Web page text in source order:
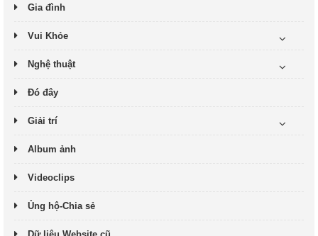
Gia đình
Vui Khỏe
Nghệ thuật
Đó đây
Giải trí
Album ảnh
Videoclips
Ủng hộ-Chia sẻ